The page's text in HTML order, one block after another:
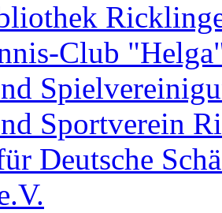
Club
Sportverein
Deutsche